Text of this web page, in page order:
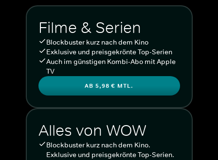
Filme & Serien
Blockbuster kurz nach dem Kino
Exklusive und preisgekrönte Top-Serien
Auch im günstigen Kombi-Abo mit Apple
TV
AB 5,98 € MTL.
Alles von WOW
Blockbuster kurz nach dem Kino.
Exklusive und preisgekrönte Top-Serien.